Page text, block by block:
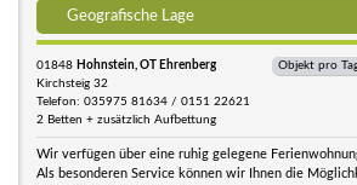
Geografische Lage
01848 Hohnstein, OT Ehrenberg
Kirchsteig 32
Telefon: 035975 81634 / 0151 22621
2 Betten + zusätzlich Aufbettung
Objekt pro
Wir verfügen über eine ruhig gelegene
Als besonderen Service können wir Ihnen die